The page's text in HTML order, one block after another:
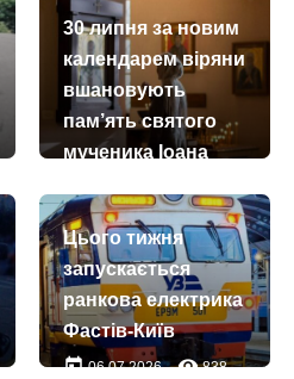
today13.07.2026
30 липня за новим
календарем віряни
вшановують
пам’ять святого
мученика Іоана
today30.07.2026 remove_red_eye 36
Цього тижня
запускається
ранкова електрика
Фастів-Київ
today06.07.2026 remove_red_eye838